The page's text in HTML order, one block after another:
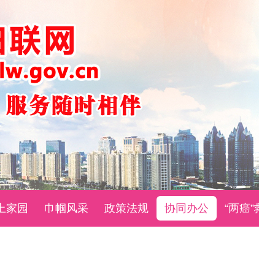
家园 巾帼风采 政策法规 协同办公 “两癌